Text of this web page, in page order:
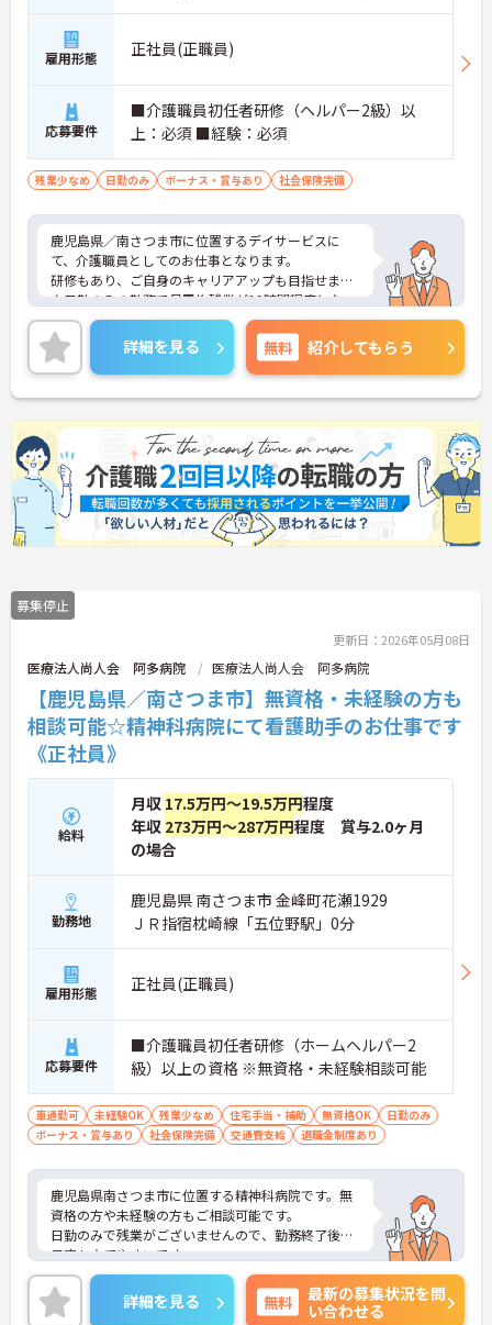
雇用形態 正社員(正職員)
応募要件
■介護職員初任者研修（ヘルパー2級）以
上：必須 ■経験：必須
残業少なめ 日勤のみ ボーナス・賞与あり 社会保険完備
鹿児島県／南さつま市に位置するデイサービスに
て、介護職員としてのお仕事となります。
研修もあり、ご自身のキャリアアップも目指せます
♪日勤のみの勤務で月平均残業が10時間程度となっ
ているので、無理なく働けます◎
ご興味ある方は面接ポイントをお伝えしますので、
お気軽にお問い合わせください♪
詳細を見る 無料 紹介してもらう
募集停止
更新日：2026年05月08日
医療法人尚人会 阿多病院 医療法人尚人会 阿多病院
【鹿児島県／南さつま市】無資格・未経験の方も
相談可能☆精神科病院にて看護助手のお仕事です
《正社員》
給料
月収 17.5万円～19.5万円程度
年収 273万円～287万円程度 賞与2.0ヶ月
の場合
勤務地
鹿児島県 南さつま市 金峰町花瀬1929
ＪＲ指宿枕崎線「五位野駅」0分
雇用形態 正社員(正職員)
応募要件
■介護職員初任者研修（ホームヘルパー2
級）以上の資格 ※無資格・未経験相談可能
車通勤可 未経験OK 残業少なめ 住宅手当・補助 無資格OK
日勤のみ
ボーナス・賞与あり
社会保険完備 交通費支給 退職金制度あり
鹿児島県南さつま市に位置する精神科病院です。無
資格の方や未経験の方もご相談可能です。
日勤のみで残業がございませんので、勤務終了後の
予定も立てやすいです。
ご興味のある方には、面接対策ポイントなど、さら
に詳細をお話しいたしますのでお気軽にご相談くだ
さい！
詳細を見る 無料
最新の募集状況を問
い合わせる